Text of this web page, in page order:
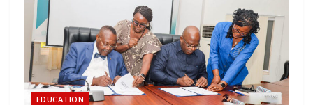
EDUCATION